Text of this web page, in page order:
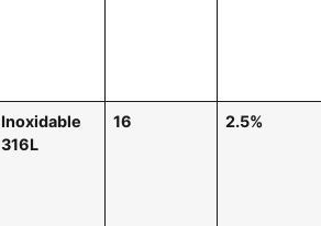
Inoxidable
316L
16 2.5%